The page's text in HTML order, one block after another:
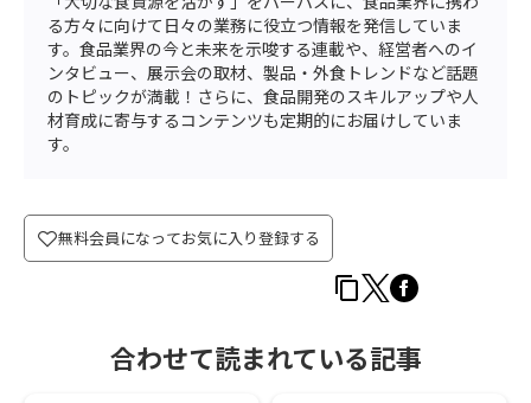
る方々に向けて日々の業務に役立つ情報を発信していま
す。食品業界の今と未来を示唆する連載や、経営者へのイ
ンタビュー、展示会の取材、製品・外食トレンドなど話題
のトピックが満載！さらに、食品開発のスキルアップや人
材育成に寄与するコンテンツも定期的にお届けしていま
す。
無料会員になってお気に入り登録する
合わせて読まれている記事